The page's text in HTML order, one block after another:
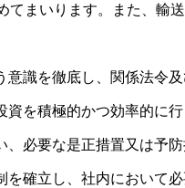
てまいります。また、輸
識を徹底し、関係法令
を積極的かつ効率的に行
必要な是正措置又は予防
確立し、社内において必